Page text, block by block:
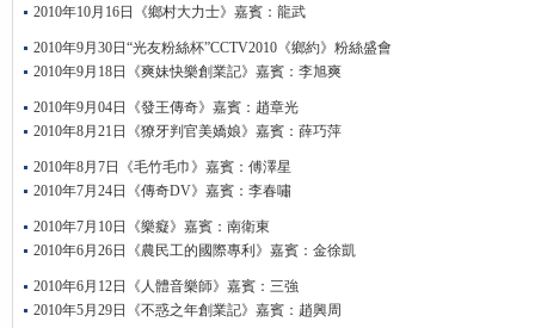
2010年10月16日《鄉村大力士》嘉賓：龍武
2010年9月30日“光友粉絲杯”CCTV2010《鄉約》粉絲盛會
2010年9月18日《爽妹快樂創業記》嘉賓：李旭爽
2010年9月04日《發王傳奇》嘉賓：趙章光
2010年8月21日《獠牙判官美嬌娘》嘉賓：薛巧萍
2010年8月7日《毛竹毛巾》嘉賓：傅澤星
2010年7月24日《傳奇DV》嘉賓：李春嘯
2010年7月10日《樂癡》嘉賓：南衛東
2010年6月26日《農民工的國際專利》嘉賓：金徐凱
2010年6月12日《人體音樂師》嘉賓：三強
2010年5月29日《不惑之年創業記》嘉賓：趙興周